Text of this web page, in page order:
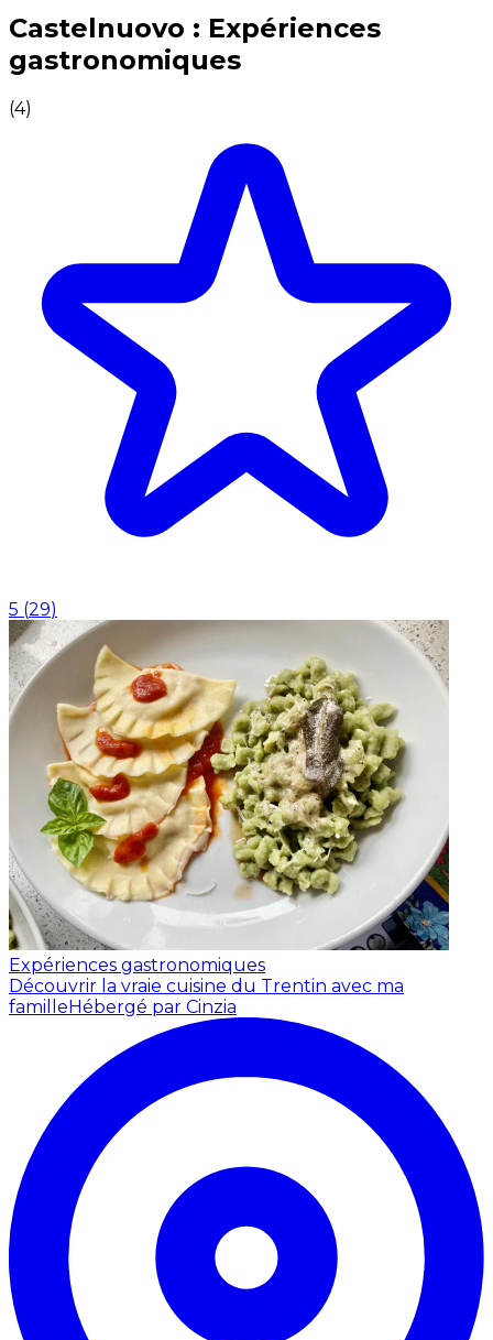
Expériences culinaires inoubliables : Expériences
Castelnuovo : Expériences
gastronomiques
(4)
5 (29)
Expériences gastronomiques
Découvrir la vraie cuisine du Trentin avec ma
familleHébergé par Cinzia